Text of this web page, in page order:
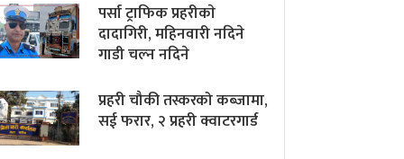
पर्सा ट्राफिक प्रहरीकाे
दादागिरी, महिनवारी नदिने
गाडी चल्न नदिने
प्रहरी चौकी तस्करको कब्जामा,
सई फरार, २ प्रहरी क्वाटरगार्ड